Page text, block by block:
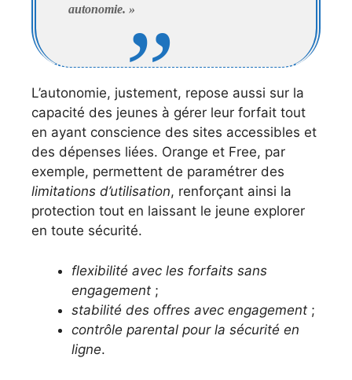
autonomie. »
L’autonomie, justement, repose aussi sur la
capacité des jeunes à gérer leur forfait tout
en ayant conscience des sites accessibles et
des dépenses liées. Orange et Free, par
exemple, permettent de paramétrer des
limitations d’utilisation, renforçant ainsi la
protection tout en laissant le jeune explorer
en toute sécurité.
flexibilité avec les forfaits sans
engagement ;
stabilité des offres avec engagement ;
contrôle parental pour la sécurité en
ligne.